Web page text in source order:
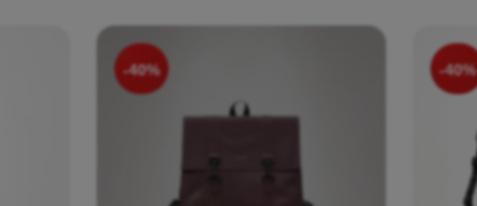
-40% -40%